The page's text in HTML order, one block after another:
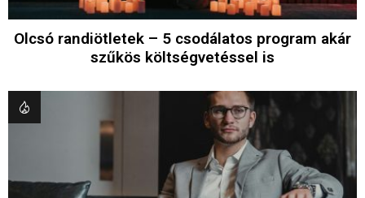
Olcsó randiötletek – 5 csodálatos program akár
szűkös költségvetéssel is